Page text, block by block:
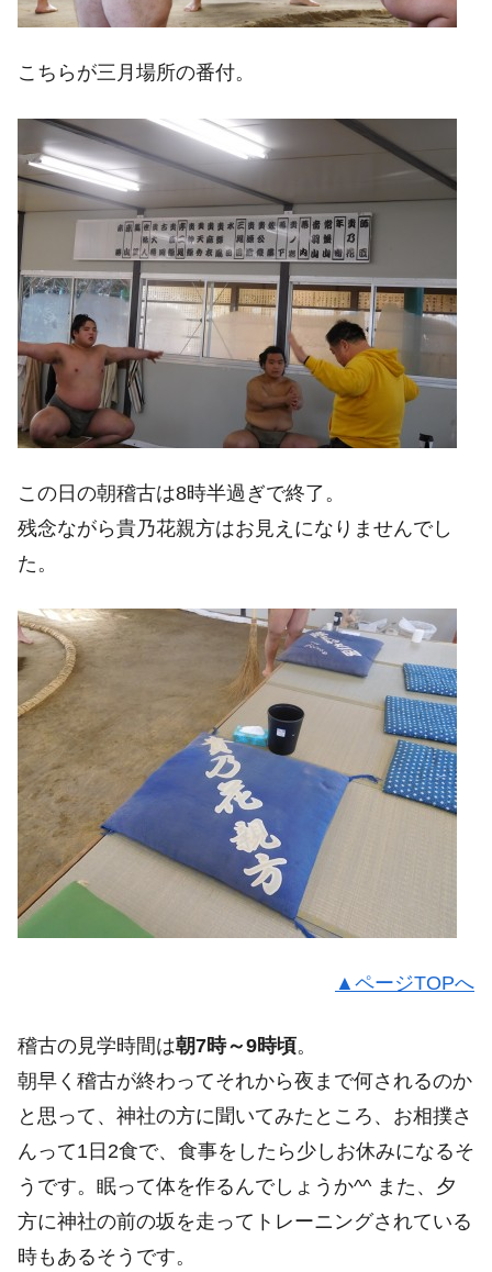
こちらが三月場所の番付。
この日の朝稽古は8時半過ぎで終了。
残念ながら貴乃花親方はお見えになりませんでし
た。
▲ページTOPへ
稽古の見学時間は朝7時～9時頃。
朝早く稽古が終わってそれから夜まで何されるのか
と思って、神社の方に聞いてみたところ、お相撲さ
んって1日2食で、食事をしたら少しお休みになるそ
うです。眠って体を作るんでしょうか^^ また、夕
方に神社の前の坂を走ってトレーニングされている
時もあるそうです。